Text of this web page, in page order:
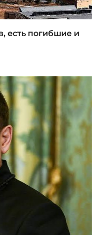
есть погибшие и